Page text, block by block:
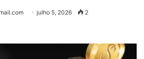
julho 5, 2026 2